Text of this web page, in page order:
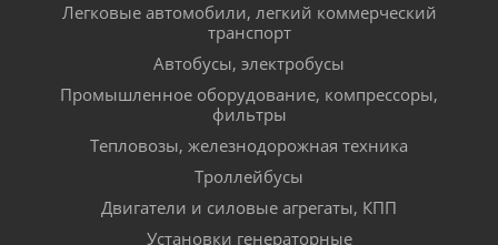
Легковые автомобили, легкий коммерческий
транспорт
Автобусы, электробусы
Промышленное оборудование, компрессоры,
фильтры
Тепловозы, железнодорожная техника
Троллейбусы
Двигатели и силовые агрегаты, КПП
Установки генераторные